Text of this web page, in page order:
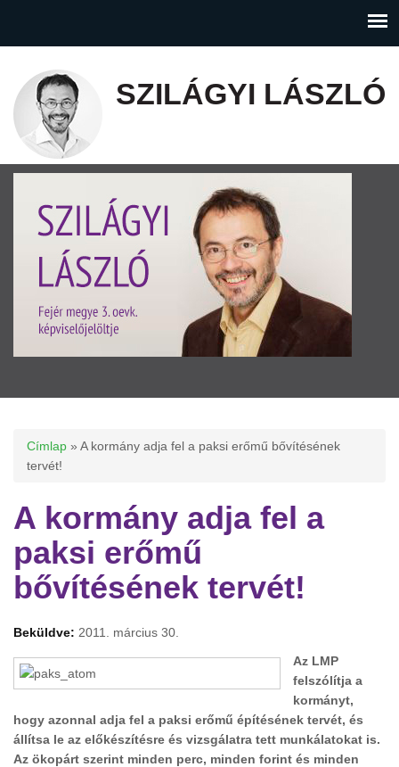
SZILÁGYI LÁSZLÓ
Jelenlegi hely
Címlap » A kormány adja fel a paksi erőmű bővítésének
tervét!
A kormány adja fel a
paksi erőmű
bővítésének tervét!
Beküldve: 2011. március 30.
Az LMP
felszólítja a
kormányt,
hogy azonnal adja fel a paksi erőmű építésének tervét, és
állítsa le az előkészítésre és vizsgálatra tett munkálatokat is.
Az ökopárt szerint minden perc, minden forint és minden